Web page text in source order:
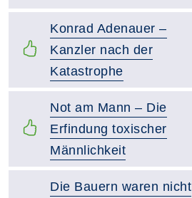
Konrad Adenauer –
Kanzler nach der
Katastrophe
Not am Mann – Die
Erfindung toxischer
Männlichkeit
Die Bauern waren nicht